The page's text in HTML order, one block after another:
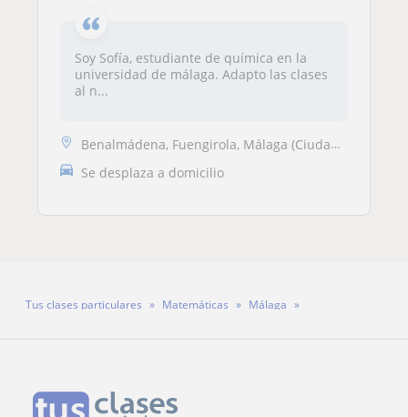
Soy Sofía, estudiante de química en la
universidad de málaga. Adapto las clases
al n...
Benalmádena, Fuengirola, Málaga (Ciudad), Torremolinos
Se desplaza a domicilio
Tus clases particulares Matemáticas
Málaga